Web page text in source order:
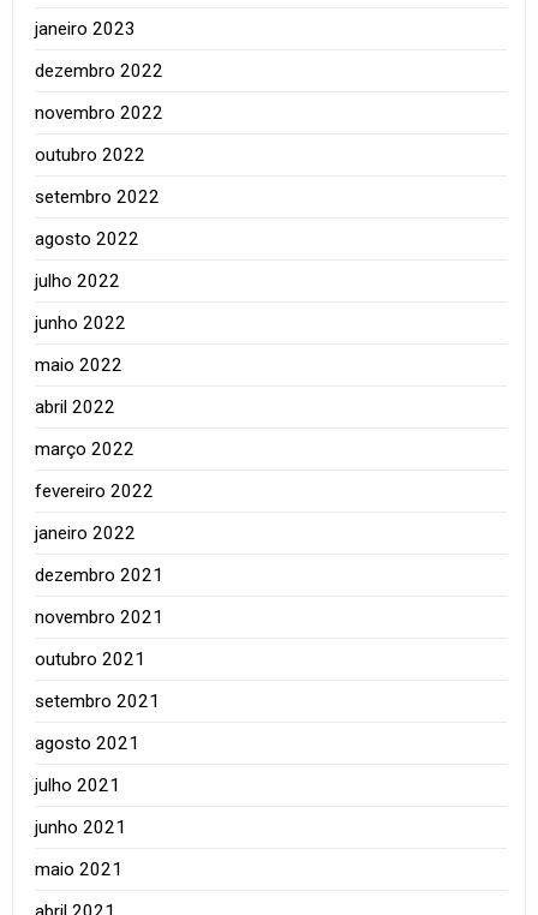
janeiro 2023
dezembro 2022
novembro 2022
outubro 2022
setembro 2022
agosto 2022
julho 2022
junho 2022
maio 2022
abril 2022
março 2022
fevereiro 2022
janeiro 2022
dezembro 2021
novembro 2021
outubro 2021
setembro 2021
agosto 2021
julho 2021
junho 2021
maio 2021